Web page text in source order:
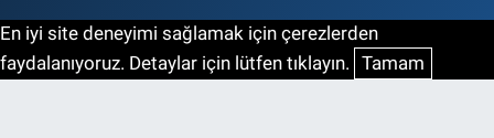
En iyi site deneyimi sağlamak için çerezlerden
faydalanıyoruz. Detaylar için lütfen tıklayın. Tamam